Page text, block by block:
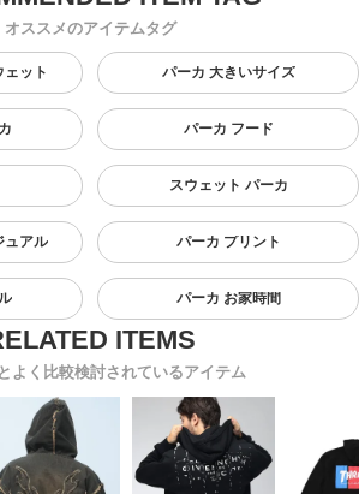
オススメのアイテムタグ
ェット パーカ 大きいサイズ
パーカ フード
スウェット パーカ
ュアル パーカ プリント
パーカ お家時間
よく比較検討されているアイテム